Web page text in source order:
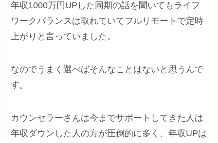
年収1000万円UPした同期の話を聞いてもライフ
ワークバランスは取れていてフルリモートで定時
上がりと言っていました。
なのでうまく選べばそんなことはないと思うんで
す。
カウンセラーさんは今までサポートしてきた人は
年収ダウンした人の方が圧倒的に多く、年収UPは